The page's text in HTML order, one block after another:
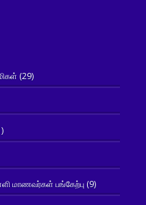
(29)
மாணவர்கள் பங்கேற்பு(9)